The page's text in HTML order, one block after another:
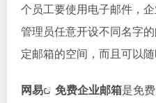
个员工要使用电子邮件，
管理员任意开设不同名字
定邮箱的空间，而且可以
网易 免费企业邮箱是免